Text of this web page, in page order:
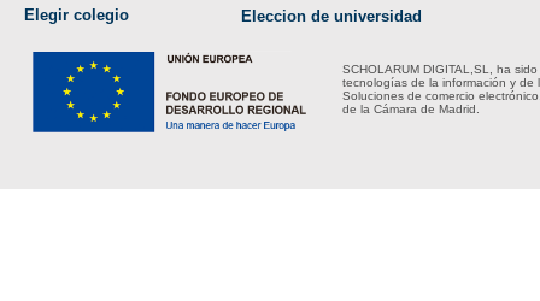
Elegir colegio
Eleccion de universidad
SCHOLARUM DIGITAL,SL, ha
tecnologías de la información y de
Soluciones de comercio
de la Cámara de Madrid.